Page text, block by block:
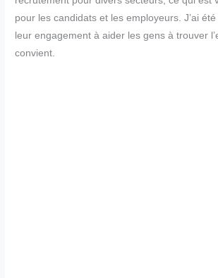
pour les candidats et les employeurs. J’ai
leur engagement à aider les gens à trouver
convient.